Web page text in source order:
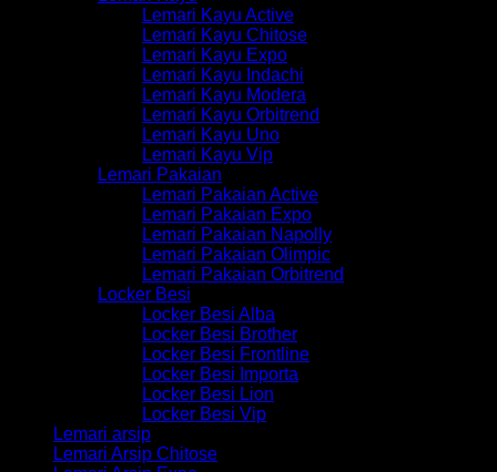
Lemari Kayu Active
Lemari Kayu Chitose
Lemari Kayu Expo
Lemari Kayu Indachi
Lemari Kayu Modera
Lemari Kayu Orbitrend
Lemari Kayu Uno
Lemari Kayu Vip
Lemari Pakaian
Lemari Pakaian Active
Lemari Pakaian Expo
Lemari Pakaian Napolly
Lemari Pakaian Olimpic
Lemari Pakaian Orbitrend
Locker Besi
Locker Besi Alba
Locker Besi Brother
Locker Besi Frontline
Locker Besi Importa
Locker Besi Lion
Locker Besi Vip
Lemari arsip
Lemari Arsip Chitose